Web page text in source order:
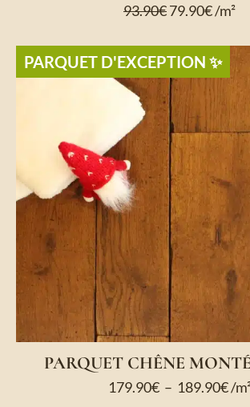
93.90€79.90€/m²
PARQUET D'EXCEPTION​ ✨
PARQUET CHÊNE
179.90€ – 189.90€/